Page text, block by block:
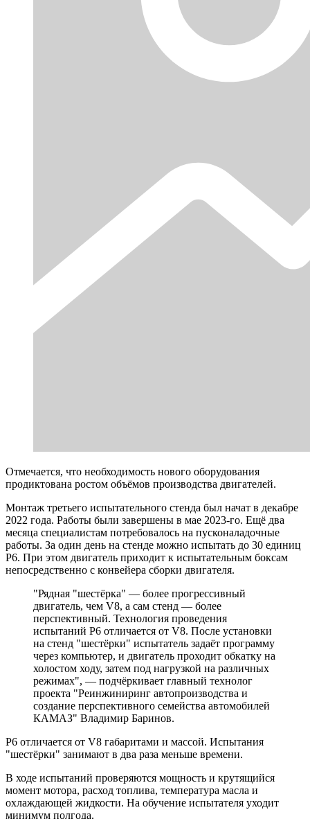
Отмечается, что необходимость нового оборудования
продиктована ростом объёмов производства двигателей.
Монтаж третьего испытательного стенда был начат в декабре
2022 года. Работы были завершены в мае 2023-го. Ещё два
месяца специалистам потребовалось на пусконаладочные
работы. За один день на стенде можно испытать до 30 единиц
Р6. При этом двигатель приходит к испытательным боксам
непосредственно с конвейера сборки двигателя.
"Рядная "шестёрка" — более прогрессивный
двигатель, чем V8, а сам стенд — более
перспективный. Технология проведения
испытаний Р6 отличается от V8. После установки
на стенд "шестёрки" испытатель задаёт программу
через компьютер, и двигатель проходит обкатку на
холостом ходу, затем под нагрузкой на различных
режимах", — подчёркивает главный технолог
проекта "Реинжиниринг автопроизводства и
создание перспективного семейства автомобилей
КАМАЗ" Владимир Баринов.
Р6 отличается от V8 габаритами и массой. Испытания
"шестёрки" занимают в два раза меньше времени.
В ходе испытаний проверяются мощность и крутящийся
момент мотора, расход топлива, температура масла и
охлаждающей жидкости. На обучение испытателя уходит
минимум полгода.